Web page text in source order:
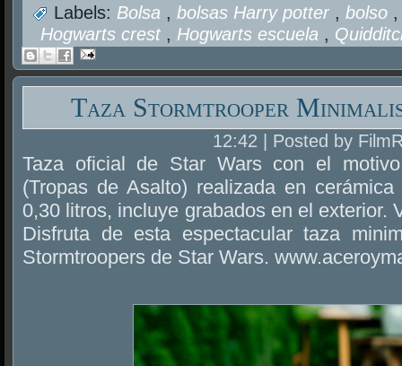
Labels: Bolsa ,bolsas Harry potter ,bolso
Hogwarts crest , Hogwarts escuela ,
Taza Stormtrooper
12:42 | Posted by
Taza oficial de Star Wars con el
(Tropas de Asalto) realizada en
0,30 litros, incluye grabados en el exterior.
Disfruta de esta espectacular taza
Stormtroopers de Star Wars.